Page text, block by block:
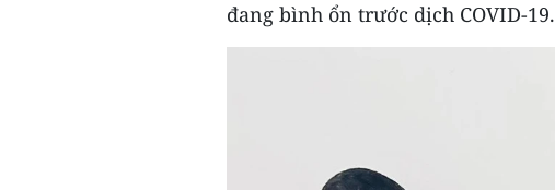
đang bình ổn trước dịch COVID-19.